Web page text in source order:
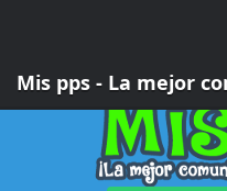
Mis pps - La mejor